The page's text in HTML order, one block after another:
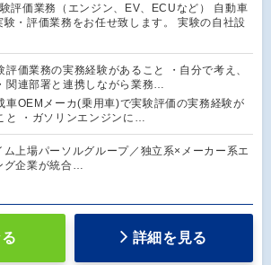
評価業務（エンジン、EV、ECUなど） 自動車
験・評価業務をお任せ致します。 実験の自社設
評価業務の実務経験があること ・自分で考え、
関連部署と連携しながら業務…
車OEMメーカ(乗用車)で実験評価の実務経験が
と ・ガソリンエンジンに…
ム上場パーソルグループ／独立系×メーカー系エ
グ企業が統合…
詳細を見る